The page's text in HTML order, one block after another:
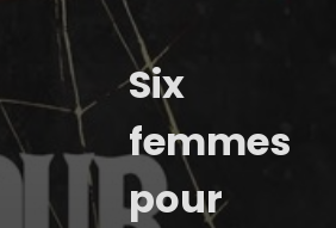
Six
femmes
pour